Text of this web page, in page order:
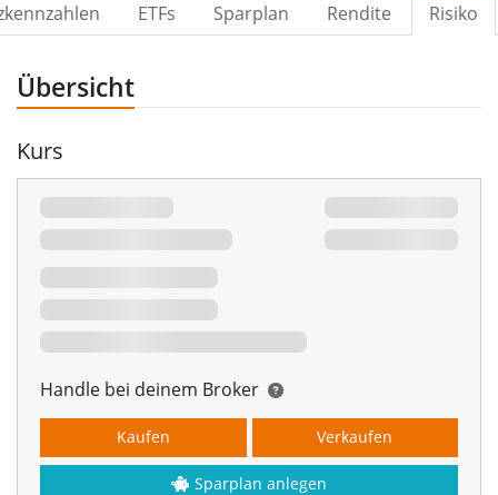
ETFs Sparplan Rendite Risiko
Übersicht
Kurs
Handle bei deinem Broker
Kaufen Verkaufen
Sparplan anlegen